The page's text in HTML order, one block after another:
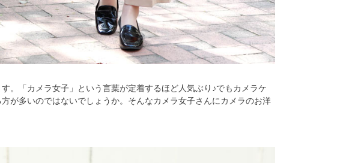
。「カメラ女子」という言葉が定着するほど人気ぶり♪でもカメラケ
が多いのではないでしょうか。そんなカメラ女子さんにカメラのお洋